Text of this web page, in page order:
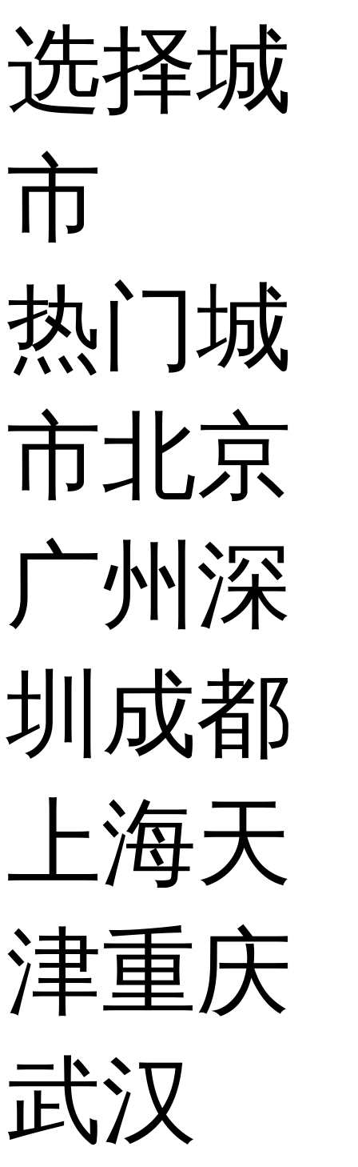
选择城
市
热门城
市北京
广州 深
圳 成都
上海天
津重庆
武汉